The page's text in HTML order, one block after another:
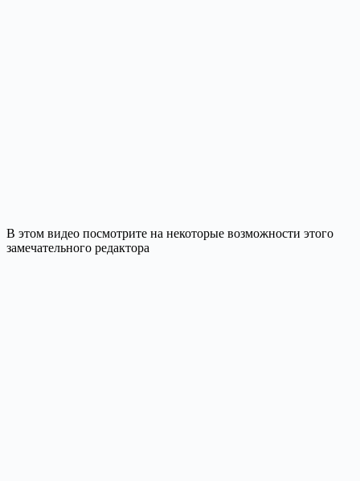
В этом видео посмотрите на некоторые возможности этого
замечательного редактора